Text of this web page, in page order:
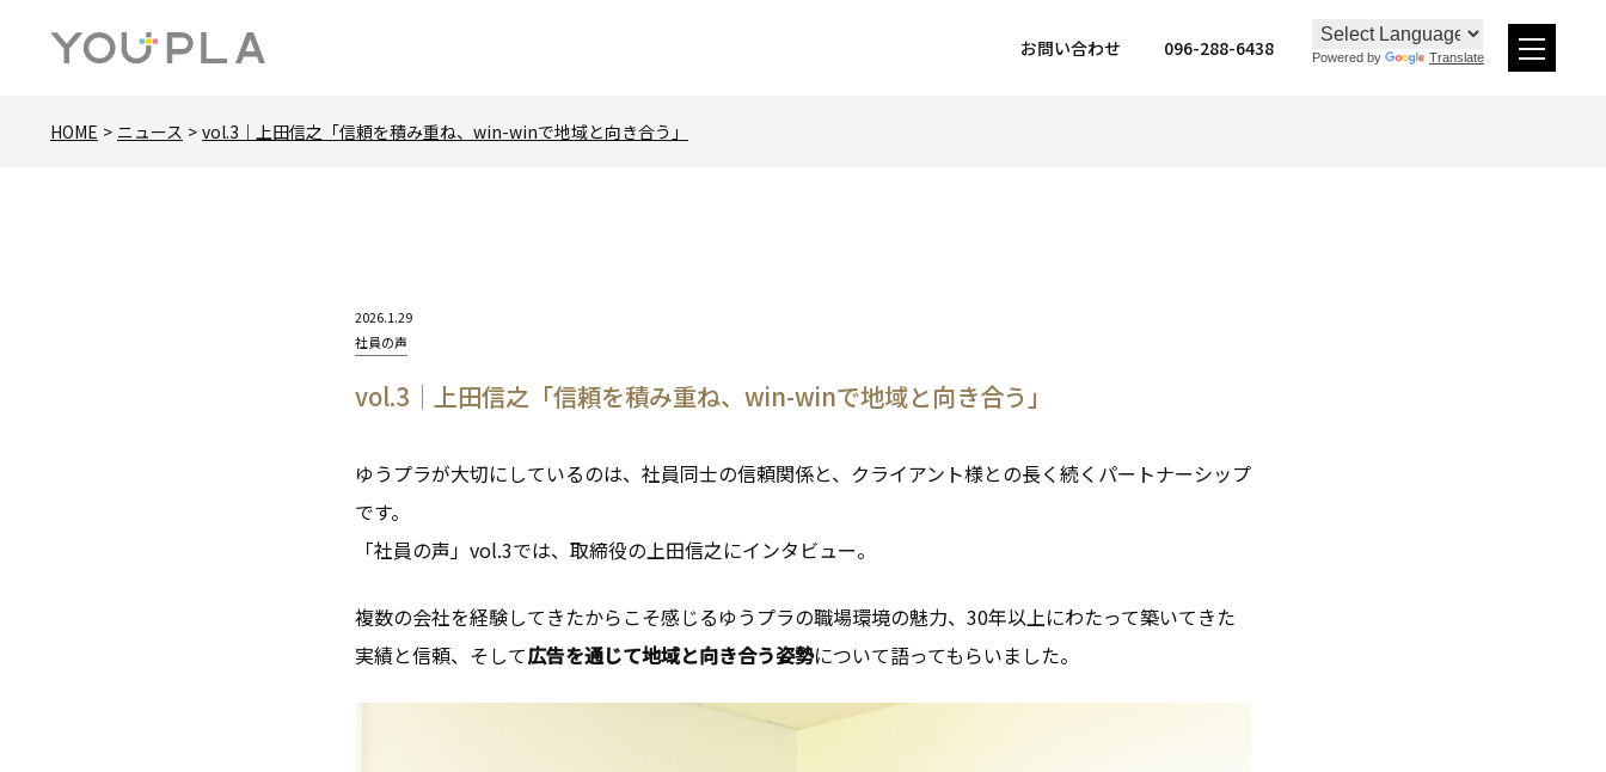
お問い合わせ 096-288-6438 Powered by Translate
HOME ニュース vol.3｜上田信之「信頼を積み重ね、win-winで地域と向き合う」
2026.1.29
カ
ゴ
社員の声
vol.3｜上田信之「信頼を積み重ね、win-winで地域と向き合う」
ゆうプラが大切にしているのは、社員同士の信頼関係と、クライアント様との長く続くパートナーシップ
です。
「社員の声」vol.3では、取締役の上田信之にインタビュー。
複数の会社を経験してきたからこそ感じるゆうプラの職場環境の魅力、30年以上にわたって築いてきた
実績と信頼、そして広告を通じて地域と向き合う姿勢について語ってもらいました。